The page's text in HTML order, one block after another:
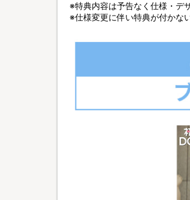
※特典内容は予告なく仕様・デ
※仕様変更に伴い特典が付かな